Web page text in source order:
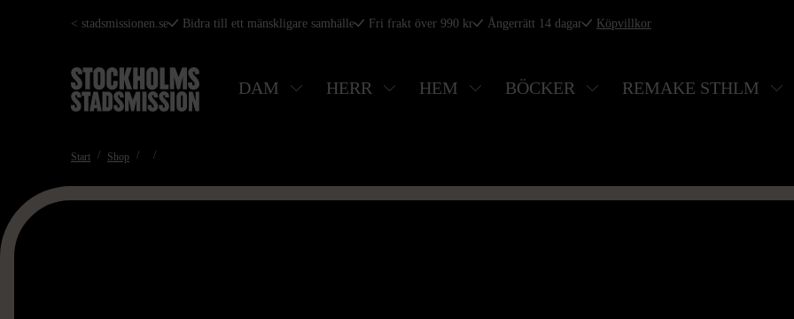
Hoppa
huvudinnehåll
< stadsmissionen.se Bidra till ett mänskligare samhälle Fri frakt över 990 kr Ångerrätt 14 dagar Köpvillkor
DAM HERR HEM BÖCKER REMAKE STHLM
Start Shop